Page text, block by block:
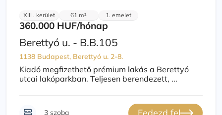
XIII . kerület 61 m² 1. emelet
360.000 HUF/hónap
Berettyó u. - B.B.105
1138 Budapest, Berettyó u. 2-8.
Kiadó megfizethető prémium lakás a Berettyó
utcai lakóparkban. Teljesen berendezett, ...
3 szoba Fedezd fel